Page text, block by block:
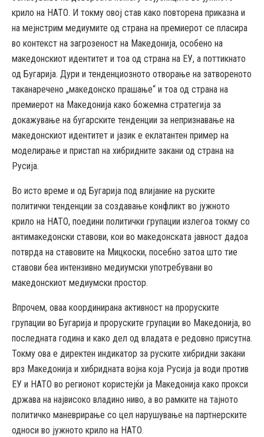
крило на НАТО. И токму овој став како повторена приказна и
на мејнстрим медиумите од страна на премиерот се пласира
во контекст на загрозеност на Македонија, особено на
македонскиот идентитет и тоа од страна на ЕУ, а поттикнато
од Бугарија. Дури и тенденциозното отворање на затвореното
таканаречено „македонско прашање“ и тоа од страна на
премиерот на Македонија како божемна стратегија за
докажување на бугарските тенденции за непризнавање на
македонскиот идентитет и јазик е еклатантен пример на
моделирање и пристап на хибридните закани од страна на
Русија.
Во исто време и од Бугарија под влијание на руските
политички тенденции за создавање конфликт во јужното
крило на НАТО, поедини политички групации излегоа токму со
антимакедонски ставови, кои во македонската јавност дадоа
потврда на ставовите на Мицкоски, посебно затоа што тие
ставови беа интензивно медиумски употребувани во
македонскиот медиумски простор.
Впрочем, оваа координирана активност на проруските
групации во Бугарија и проруските групации во Македонија, во
последната година и како дел од владата е редовно присутна.
Токму ова е директен индикатор за руските хибридни закани
врз Македонија и хибридната војна која Русија ја води против
ЕУ и НАТО во регионот користејќи ја Македонија како прокси
држава на највисоко владино ниво, а во рамките на тајното
политичко маневрирање со цел нарушување на партнерските
односи во јужното крило на НАТО.